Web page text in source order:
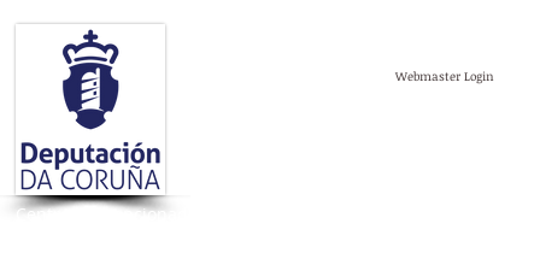
Webmaster Login
Centro subvencionado pola Diputación da Coruña